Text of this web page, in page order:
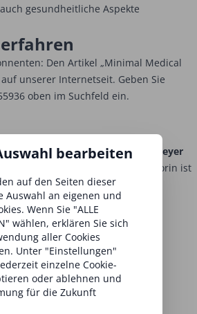
gesundheitliche Aspekte
Den Artikel „Minimal Medical
unserer Internetseit. Geben Sie
oben im Suchfeld ein.
Antje Meyer
Die Autorin ist
bearbeiten
auf den Seiten dieser
Auswahl an eigenen und
Wenn Sie "ALLE
wählen, erklären Sie sich
aller Cookies
Unter "Einstellungen"
einzelne Cookie-
oder ablehnen und
für die Zukunft